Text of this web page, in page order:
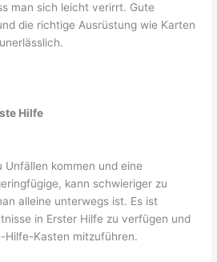
man sich leicht verirrt. Gute
die richtige Ausrüstung wie Karten
Hilfe
Unfällen kommen und eine
kann schwieriger zu
alleine unterwegs ist. Es ist
in Erster Hilfe zu verfügen und
Hilfe-Kasten mitzuführen.